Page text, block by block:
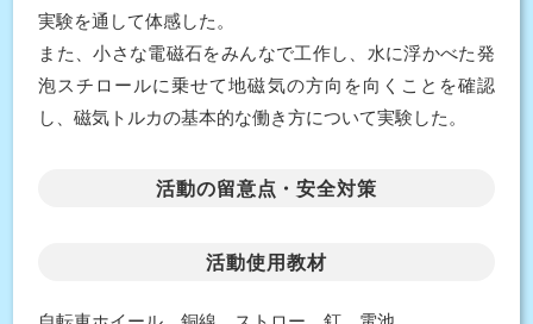
実験を通して体感した。
また、小さな電磁石をみんなで工作し、水に浮かべた発
泡スチロールに乗せて地磁気の方向を向くことを確認
し、磁気トルカの基本的な働き方について実験した。
活動の留意点・安全対策
活動使用教材